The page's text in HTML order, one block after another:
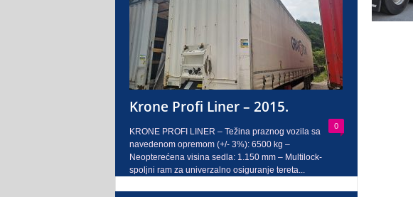
j
o
Krone Profi Liner – 2015.
0
KRONE PROFI LINER – Težina praznog vozila sa
navedenom opremom (+/- 3%): 6500 kg –
Neopterećena visina sedla: 1.150 mm – Multilock-
spoljni ram za univerzalno osiguranje tereta...